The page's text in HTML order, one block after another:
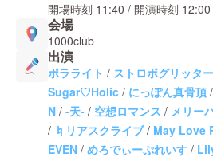
開場時刻 11:40 / 開演時刻 12:00
会場
1000club
出演
ポラライト / ストロボグリッター
Sugar♡Holic / にっぽん真骨頂 /
N / -天- / 空想ロマンス / メリー
/ ♮リアスクライブ/ May Love
EVEN / めろでぃーぷれいす /